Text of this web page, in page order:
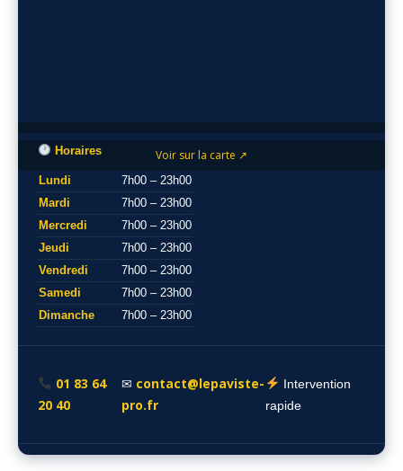
Voir sur la carte ↗
Horaires
Lundi
7h00 – 23h00
Mardi
7h00 – 23h00
Mercredi
7h00 – 23h00
Jeudi
7h00 – 23h00
Vendredi
7h00 – 23h00
Samedi
7h00 – 23h00
Dimanche
7h00 – 23h00
01 83 64
20 40
✉ contact@lepaviste-
pro.fr
Intervention
rapide